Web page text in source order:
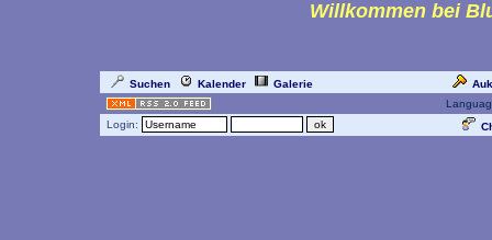
Willkommen bei
Suchen Kalender Galerie
Login: